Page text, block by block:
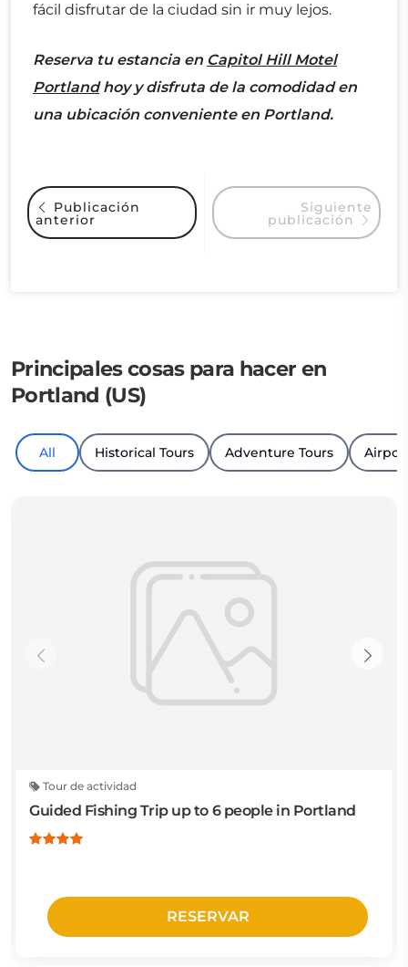
fácil disfrutar de la ciudad sin ir muy lejos.
Reserva tu estancia en Capitol Hill Motel
Portlandhoy y disfruta de la comodidad en
una ubicación conveniente en Portland.
Siguiente
publicación
Publicación
anterior
Principales cosas para hacer en
Portland (US)
All Historical Tours Adventure Tours
Tour de actividad
Guided Fishing Trip up to 6 people in Portland
RESERVAR